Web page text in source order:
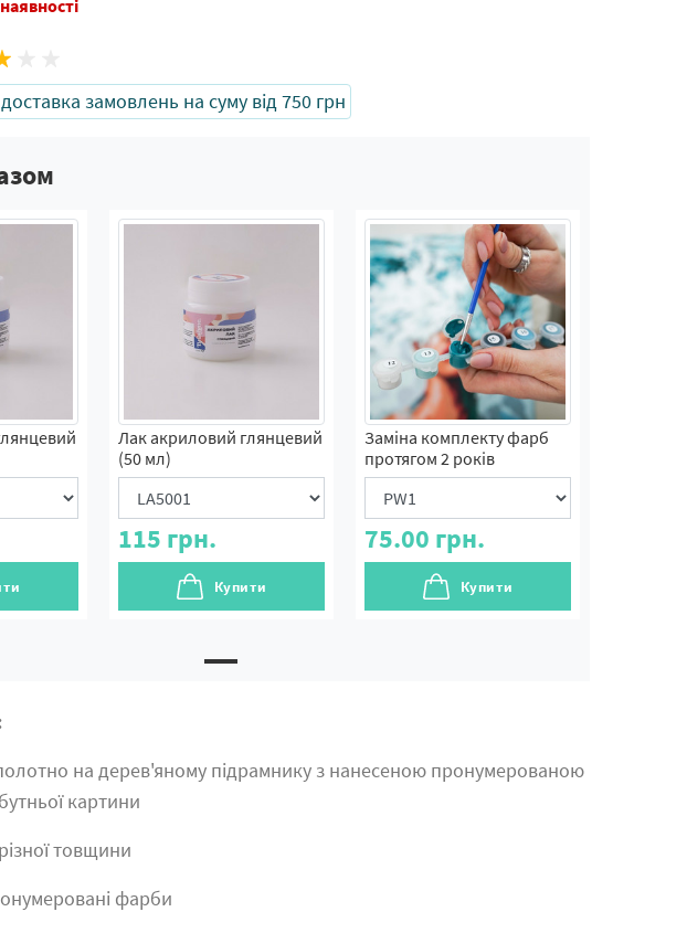
замовлень на суму від 750 грн
Лак акриловий глянцевий
(50 мл)
115 грн.
Купити
Заміна комплекту фарб
протягом 2 років
75.00 грн.
Купити
на дерев'яному підрамнику з нанесеною пронумерованою
картини
товщини
фарби